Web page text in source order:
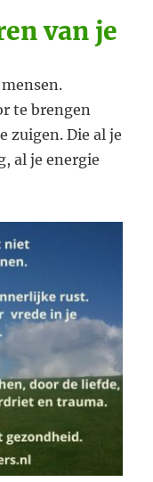
van je
te brengen
zuigen. Die al je
al je energie